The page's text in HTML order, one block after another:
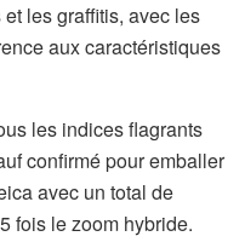
les graffitis, avec les
aux caractéristiques
les indices flagrants
confirmé pour emballer
avec un total de
fois le zoom hybride.